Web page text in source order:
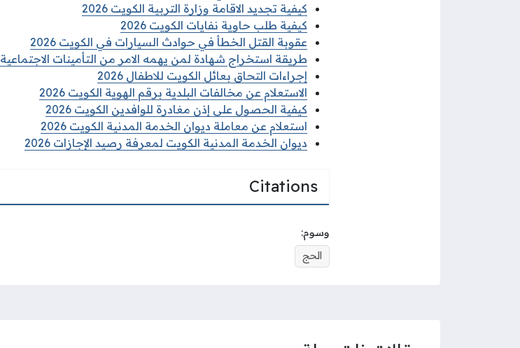
كيفية تجديد الاقامة وزارة التربية الكويت 2026
كيفية طلب حاوية نفايات الكويت 2026
عقوبة القتل الخطأ في حوادث السيارات في الكويت 2026
طريقة استخراج شهادة لمن يهمه الامر من التأمينات الاجتماعية 2026
إجراءات التحاق بعائل الكويت للاطفال 2026
الاستعلام عن مخالفات البلدية برقم الهوية الكويت 2026
كيفية الحصول على إذن مغادرة للوافدين الكويت 2026
استعلام عن معاملة ديوان الخدمة المدنية الكويت 2026
ديوان الخدمة المدنية الكويت لمعرفة رصيد الإجازات 2026
Citations
وسوم:
الحج